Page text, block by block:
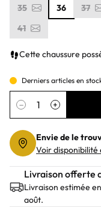
35
36 37
41
Cette chaussure
Derniers articles en
Quantité
− +
Envie de le
Voir disponibilité
Livraison offerte
Livraison estimée
août.